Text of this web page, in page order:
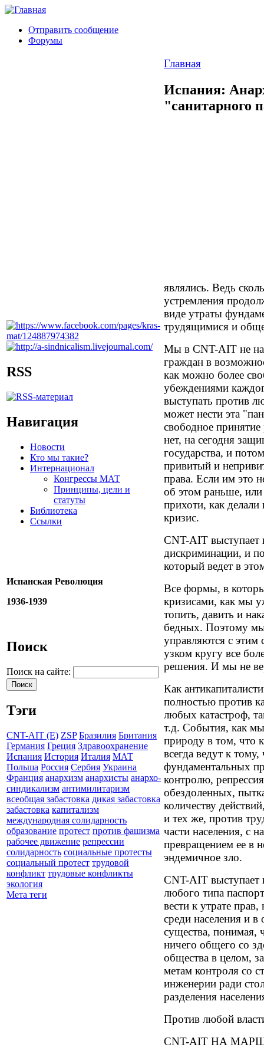
Отправить сообщение
Форумы
RSS
Навигация
Новости
Кто мы такие?
Интернационал
Конгрессы МАТ
Принципы, цели и
статуты
Библиотека
Ссылки
Испанская Революция
1936-1939
Поиск
Поиск на сайте:
Тэги
CNT-AIT (E) ZSP Бразилия Британия
Германия Греция Здравоохранение
Испания История Италия МАТ
Польша Россия Сербия Украина
Франция анархизм анархисты анархо-
синдикализм антимилитаризм
всеобщая забастовка дикая забастовка
забастовка капитализм
международная солидарность
образование протест против фашизма
рабочее движение репрессии
солидарность социальные протесты
социальный протест трудовой
конфликт трудовые конфликты
экология
Мета теги
Главная
Испания:
"санитарного
являлись. Ведь
устремления
виде утраты
трудящимися и
Мы в CNT-AIT не
граждан в
как можно более
убеждениями
выступать против
может нести эта
свободное
нет, на сегодня
государства, и
привитый и
права. Если им это
об этом раньше,
прихоти, как делали
кризис.
CNT-AIT
дискриминации, и
который ведет в
Все формы, в
кризисами, как мы
топить, давить и
бедных. Поэтому
управляются с
узком кругу все
решения. И мы не
Как
полностью против
любых катастроф,
т.д. События, как
природу в том, что
всегда ведут к
фундаментальных
контролю,
обездоленных,
количеству
и тех же, против
части населения, с
превращением ее в
эндемичное зло.
CNT-AIT выступает
любого типа
вести к утрате
среди населения и
существа, понимая,
ничего общего со
общества в целом,
метам контроля со
инженерии ради
разделения
Против любой
CNT-AIT НА